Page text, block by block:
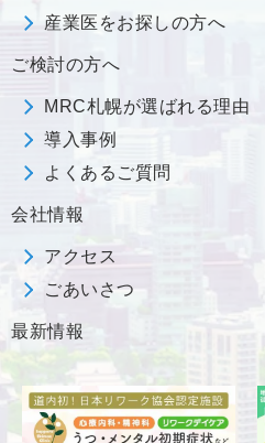
産業医をお探しの方へ
ご検討の方へ
MRC札幌が選ばれる理由
導入事例
よくあるご質問
会社情報
アクセス
ごあいさつ
最新情報